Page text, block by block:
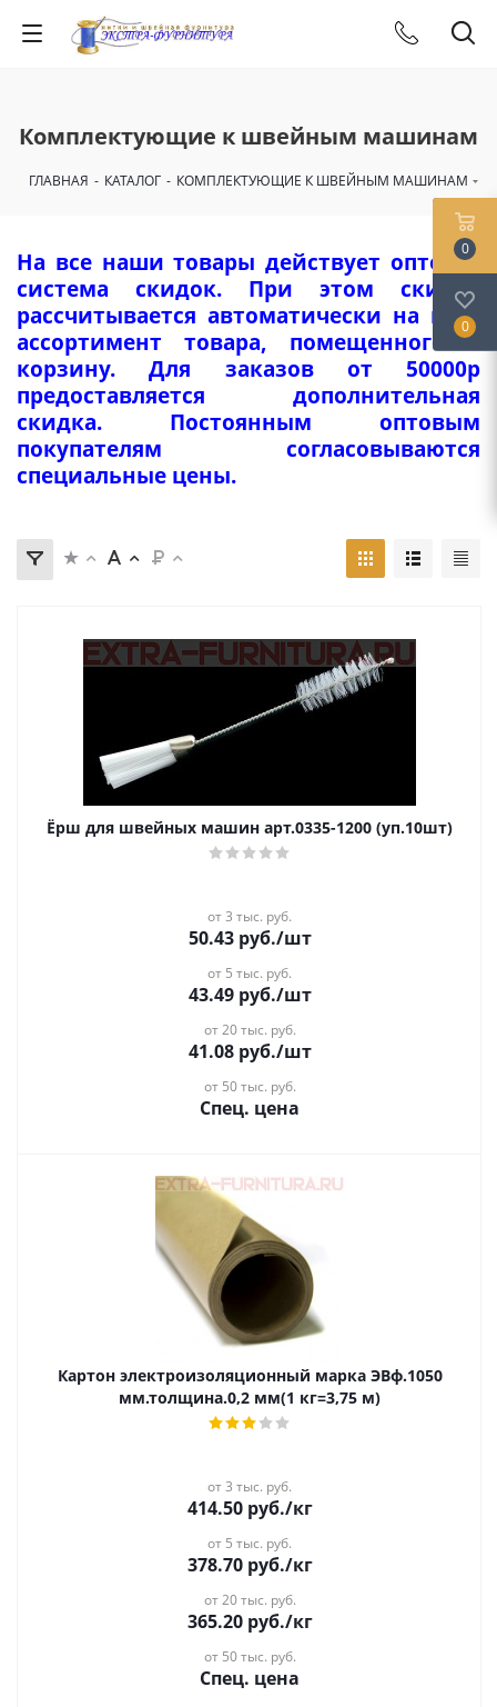
Комплектующие к швейным машинам
ГЛАВНАЯ - КАТАЛОГ - КОМПЛЕКТУЮЩИЕ К ШВЕЙНЫМ МАШИНАМ
На все наши товары действует оптовая
система скидок. При этом скидка
рассчитывается автоматически на весь
ассортимент товара, помещенного в
корзину. Для заказов от 50000р
предоставляется дополнительная
скидка. Постоянным оптовым
покупателям согласовываются
специальные цены.
Ёрш для швейных машин арт.0335-1200 (уп.10шт)
от 3 тыс. руб.
50.43руб./шт
от 5 тыс. руб.
43.49руб./шт
от 20 тыс. руб.
41.08руб./шт
от 50 тыс. руб.
Спец. цена
Картон электроизоляционный марка ЭВф.1050
мм.толщина.0,2 мм(1 кг=3,75 м)
от 3 тыс. руб.
414.50руб./кг
от 5 тыс. руб.
378.70руб./кг
от 20 тыс. руб.
365.20руб./кг
от 50 тыс. руб.
Спец. цена
0
0